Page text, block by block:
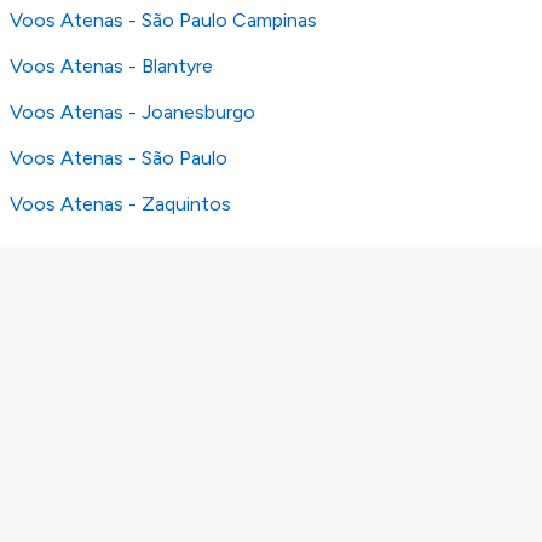
Voos Atenas - São Paulo Campinas
Voos Atenas - Blantyre
Voos Atenas - Joanesburgo
Voos Atenas - São Paulo
Voos Atenas - Zaquintos